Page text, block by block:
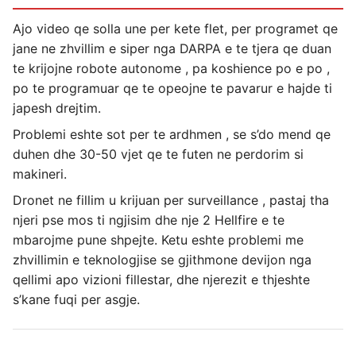
Ajo video qe solla une per kete flet, per programet qe
jane ne zhvillim e siper nga DARPA e te tjera qe duan
te krijojne robote autonome , pa koshience po e po ,
po te programuar qe te opeojne te pavarur e hajde ti
japesh drejtim.
Problemi eshte sot per te ardhmen , se s’do mend qe
duhen dhe 30-50 vjet qe te futen ne perdorim si
makineri.
Dronet ne fillim u krijuan per surveillance , pastaj tha
njeri pse mos ti ngjisim dhe nje 2 Hellfire e te
mbarojme pune shpejte. Ketu eshte problemi me
zhvillimin e teknologjise se gjithmone devijon nga
qellimi apo vizioni fillestar, dhe njerezit e thjeshte
s’kane fuqi per asgje.